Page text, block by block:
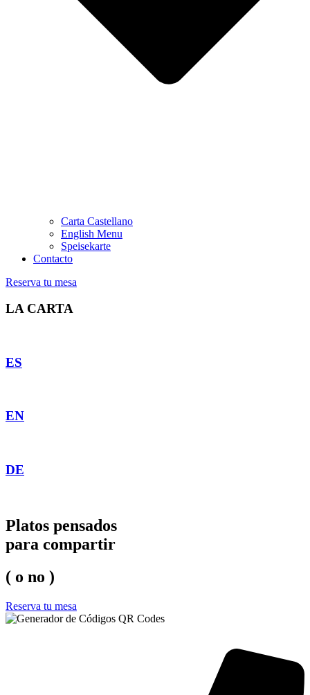
Carta Castellano
English Menu
Speisekarte
Contacto
Reserva tu mesa
LA CARTA
ES
EN
DE
Platos pensados
para compartir
( o no )
Reserva tu mesa